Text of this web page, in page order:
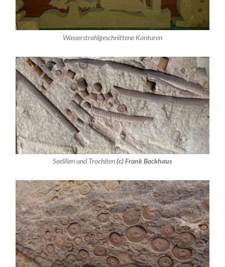
Wasserstrahlgeschnittene Konturen
Seelilien und Trochiten(c) Frank Backhaus